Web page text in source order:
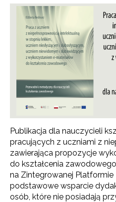
Publikacja dla nauczycieli
pracujących z uczniami z
zawierająca propozycje
do kształcenia
na Zintegrowanej
podstawowe wsparcie
osób, które nie posiadają